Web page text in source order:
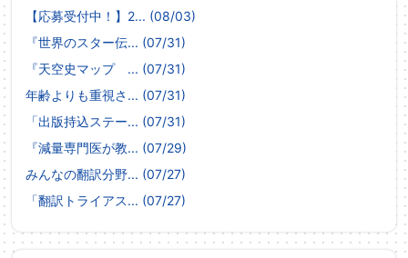
【応募受付中！】2... (08/03)
『世界のスター伝... (07/31)
『天空史マップ ... (07/31)
年齢よりも重視さ... (07/31)
「出版持込ステー... (07/31)
『減量専門医が教... (07/29)
みんなの翻訳分野... (07/27)
「翻訳トライアス... (07/27)